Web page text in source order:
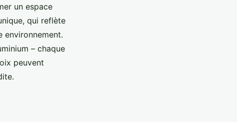
un espace
qui reflète
environnement.
– chaque
peuvent